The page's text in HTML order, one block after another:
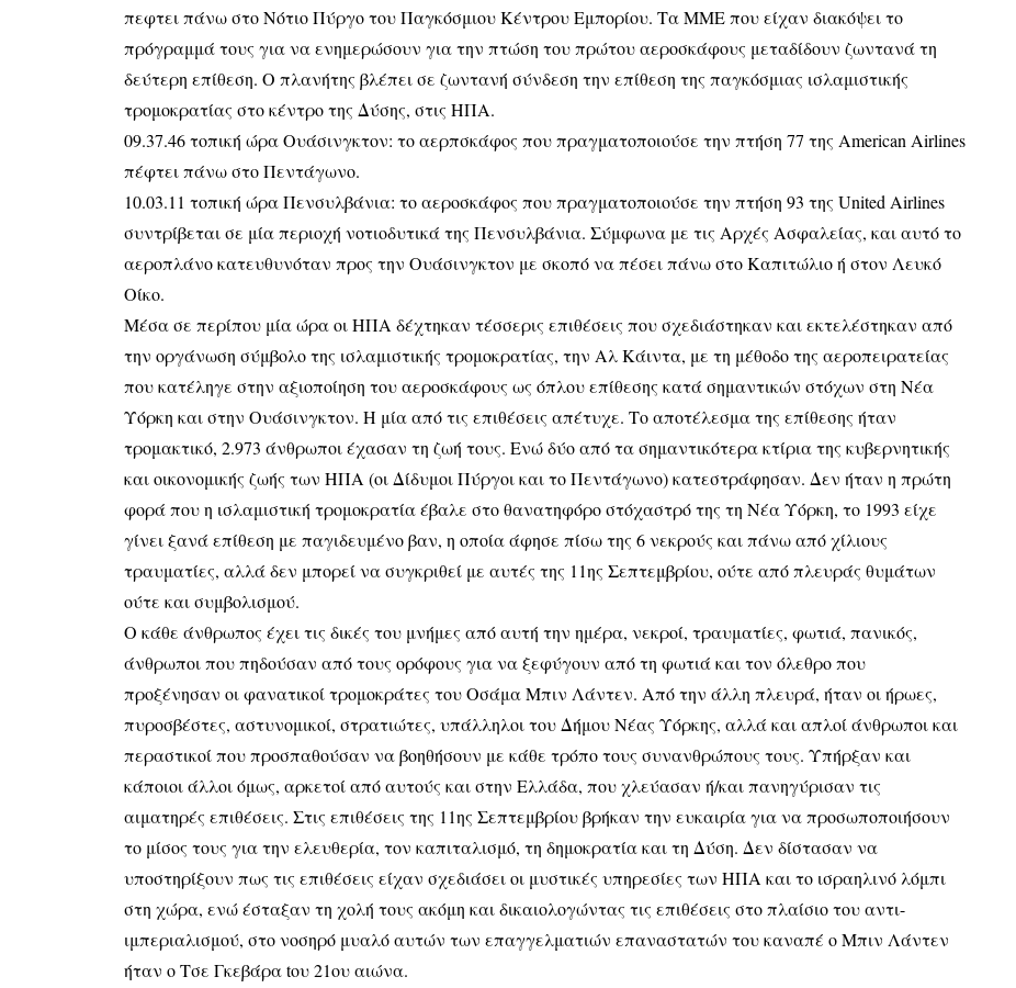
πεφτει πάνω στο Νότιο Πύργο του Παγκόσμιου Κέντρου Εμπορίου. Τα ΜΜΕ που είχαν διακόψει το
πρόγραμμά τους για να ενημερώσουν για την πτώση του πρώτου αεροσκάφους μεταδίδουν ζωντανά τη
δεύτερη επίθεση. Ο πλανήτης βλέπει σε ζωντανή σύνδεση την επίθεση της παγκόσμιας ισλαμιστικής
τρομοκρατίας στο κέντρο της Δύσης, στις ΗΠΑ.
09.37.46 τοπική ώρα Ουάσινγκτον: το αερπσκάφος που πραγματοποιούσε την πτήση 77 της American Airlines
πέφτει πάνω στο Πεντάγωνο.
10.03.11 τοπική ώρα Πενσυλβάνια: το αεροσκάφος που πραγματοποιούσε την πτήση 93 της United Airlines
συντρίβεται σε μία περιοχή νοτιοδυτικά της Πενσυλβάνια. Σύμφωνα με τις Αρχές Ασφαλείας, και αυτό το
αεροπλάνο κατευθυνόταν προς την Ουάσινγκτον με σκοπό να πέσει πάνω στο Καπιτώλιο ή στον Λευκό
Οίκο.
Μέσα σε περίπου μία ώρα οι ΗΠΑ δέχτηκαν τέσσερις επιθέσεις που σχεδιάστηκαν και εκτελέστηκαν από
την οργάνωση σύμβολο της ισλαμιστικής τρομοκρατίας, την Aλ Κάιντα, με τη μέθοδο της αεροπειρατείας
που κατέληγε στην αξιοποίηση του αεροσκάφους ως όπλου επίθεσης κατά σημαντικών στόχων στη Νέα
Υόρκη και στην Ουάσινγκτον. Η μία από τις επιθέσεις απέτυχε. Το αποτέλεσμα της επίθεσης ήταν
τρομακτικό, 2.973 άνθρωποι έχασαν τη ζωή τους. Ενώ δύο από τα σημαντικότερα κτίρια της κυβερνητικής
και οικονομικής ζωής των ΗΠΑ (οι Δίδυμοι Πύργοι και το Πεντάγωνο) κατεστράφησαν. Δεν ήταν η πρώτη
φορά που η ισλαμιστική τρομοκρατία έβαλε στο θανατηφόρο στόχαστρό της τη Νέα Υόρκη, το 1993 είχε
γίνει ξανά επίθεση με παγιδευμένο βαν, η οποία άφησε πίσω της 6 νεκρούς και πάνω από χίλιους
τραυματίες, αλλά δεν μπορεί να συγκριθεί με αυτές της 11ης Σεπτεμβρίου, ούτε από πλευράς θυμάτων
ούτε και συμβολισμού.
Ο κάθε άνθρωπος έχει τις δικές του μνήμες από αυτή την ημέρα, νεκροί, τραυματίες, φωτιά, πανικός,
άνθρωποι που πηδούσαν από τους ορόφους για να ξεφύγουν από τη φωτιά και τον όλεθρο που
προξένησαν οι φανατικοί τρομοκράτες του Oσάμα Μπιν Λάντεν. Από την άλλη πλευρά, ήταν οι ήρωες,
πυροσβέστες, αστυνομικοί, στρατιώτες, υπάλληλοι του Δήμου Νέας Υόρκης, αλλά και απλοί άνθρωποι και
περαστικοί που προσπαθούσαν να βοηθήσουν με κάθε τρόπο τους συνανθρώπους τους. Υπήρξαν και
κάποιοι άλλοι όμως, αρκετοί από αυτούς και στην Ελλάδα, που χλεύασαν ή/και πανηγύρισαν τις
αιματηρές επιθέσεις. Στις επιθέσεις της 11ης Σεπτεμβρίου βρήκαν την ευκαιρία για να προσωποποιήσουν
το μίσος τους για την ελευθερία, τον καπιταλισμό, τη δημοκρατία και τη Δύση. Δεν δίστασαν να
υποστηρίξουν πως τις επιθέσεις είχαν σχεδιάσει οι μυστικές υπηρεσίες των ΗΠΑ και το ισραηλινό λόμπι
στη χώρα, ενώ έσταξαν τη χολή τους ακόμη και δικαιολογώντας τις επιθέσεις στο πλαίσιο του αντι-
ιμπεριαλισμού, στο νοσηρό μυαλό αυτών των επαγγελματιών επαναστατών του καναπέ ο Μπιν Λάντεν
ήταν ο Τσε Γκεβάρα tου 21ου αιώνα.